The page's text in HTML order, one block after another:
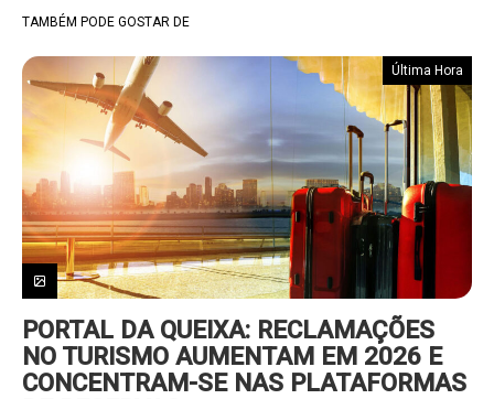
TAMBÉM PODE GOSTAR DE
Última Hora
PORTAL DA QUEIXA: RECLAMAÇÕES
NO TURISMO AUMENTAM EM 2026 E
CONCENTRAM-SE NAS PLATAFORMAS